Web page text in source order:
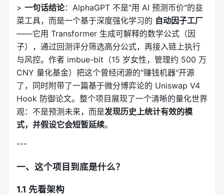
> 一句话结论：AlphaGPT 不是"用 AI 预测币价"的韭
菜工具，而是一个基于深度强化学习的 自动因子工厂
——它用 Transformer 生成可解释的数学公式（因
子），通过回测评分筛选高分公式，再接入链上执行
与风控。作者 imbue-bit（15 岁女性，管理约 500 万
CNY 量化基金）把这个曾经闭源的"赚钱机器"开源
了，同时附带了一篇基于微分博弈论的 Uniswap V4
Hook 防御论文。整个项目展现了一个清晰的量化世界
观：不是预测未来，而是发现历史上统计有效的模
式，并假设它会短暂延续。
---
一、这个项目到底是什么？
1.1 先看架构